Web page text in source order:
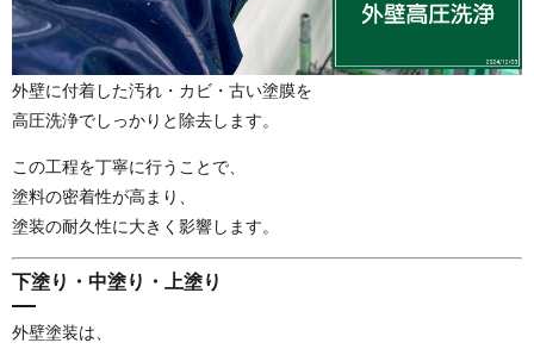
外壁に付着した汚れ・カビ・古い塗膜を
高圧洗浄でしっかりと除去します。
この工程を丁寧に行うことで、
塗料の密着性が高まり、
塗装の耐久性に大きく影響します。
下塗り・中塗り・上塗り
外壁塗装は、